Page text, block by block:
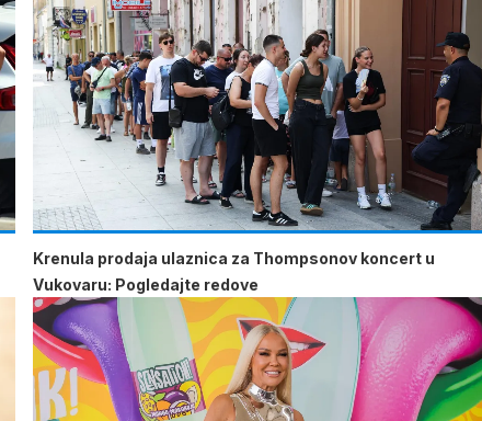
Krenula prodaja ulaznica za Thompsonov koncert u
Vukovaru: Pogledajte redove